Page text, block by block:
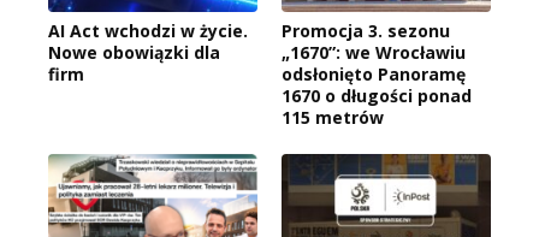
AI Act wchodzi w życie.
Nowe obowiązki dla
firm
Promocja 3. sezonu
„1670”: we Wrocławiu
odsłonięto Panoramę
1670 o długości ponad
115 metrów